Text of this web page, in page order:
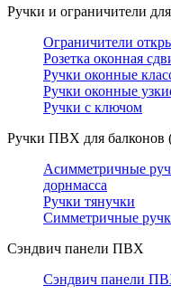
Ручки и ограничители
Ограничители
Розетка оконная
Ручки оконные
Ручки оконные
Ручки с ключом
Ручки ПВХ для балконов
Асимметричные
дорнмасса
Ручки тянучки
Симметричные
Сэндвич панели ПВХ
Сэндвич панели